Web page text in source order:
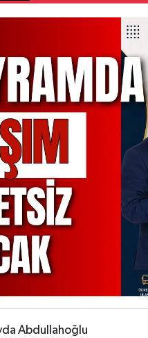
Abdullahoğlu